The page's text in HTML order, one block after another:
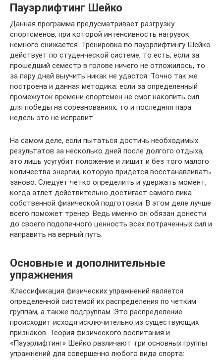
Пауэрлифтинг Шейко
Данная программа предусматривает разгрузку
спортсменов, при которой интенсивность нагрузок
немного снижается. Тренировка по пауэрлифтингу Шейко
действует по студенческой системе, то есть, если за
прошедший семестр в голове ничего не отложилось, то
за пару дней выучить никак не удастся. Точно так же
построена и данная методика: если за определенный
промежуток времени спортсмен не смог накопить сил
для победы на соревнованиях, то и последняя пара
недель это не исправит.
На самом деле, если пытаться достичь необходимых
результатов за несколько дней после долгого отдыха,
это лишь усугубит положение и лишит и без того малого
количества энергии, которую придется восстанавливать
заново. Следует четко определить и удержать момент,
когда атлет действительно достигает самого пика
собственной физической подготовки. В этом деле лучше
всего поможет тренер. Ведь именно он обязан донести
до своего подопечного ценность всех потраченных сил и
направить на верный путь.
Основные и дополнительные
упражнения
Классификация физических упражнений является
определенной системой их распределения по четким
группам, а также подгруппам. Это распределение
происходит исходя исключительно из существующих
признаков. Теория физического воспитания и
«Пауэрлифтинг» Шейко различают три основных группы
упражнений для совершенно любого вида спорта: